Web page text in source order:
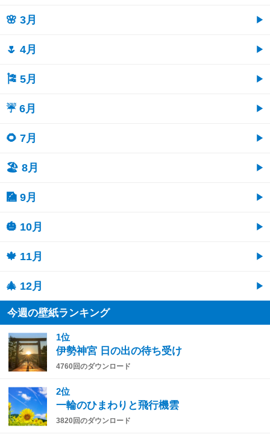
🌸 3月
🌷 4月
🎏 5月
☔ 6月
🌻 7月
🏖 8月
🎑 9月
🎃 10月
🍁 11月
🎄 12月
今週の壁紙ランキング
1位
伊勢神宮 日の出の待ち受け
4760回のダウンロード
2位
一輪のひまわりと飛行機雲
3820回のダウンロード